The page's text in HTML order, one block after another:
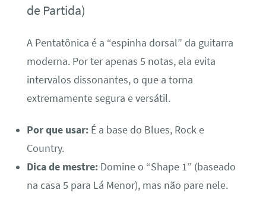
de Partida)
A Pentatônica é a “espinha dorsal” da guitarra
moderna. Por ter apenas 5 notas, ela evita
intervalos dissonantes, o que a torna
extremamente segura e versátil.
Por que usar:É a base do Blues, Rock e
Country.
Dica de mestre:Domine o “Shape 1” (baseado
na casa 5 para Lá Menor), mas não pare nele.